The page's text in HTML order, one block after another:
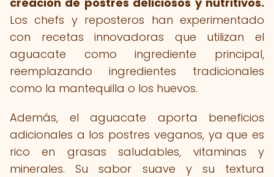
Los chefs y reposteros han experimentado
con recetas innovadoras que utilizan el
aguacate como ingrediente principal,
reemplazando ingredientes tradicionales
como la mantequilla o los huevos.
Además, el aguacate aporta beneficios
adicionales a los postres veganos, ya que es
rico en grasas saludables, vitaminas y
minerales. Su sabor suave y su textura